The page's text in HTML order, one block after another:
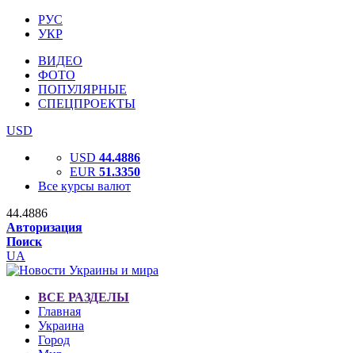
РУС
УКР
ВИДЕО
ФОТО
ПОПУЛЯРНЫЕ
СПЕЦПРОЕКТЫ
USD
USD 44.4886
EUR 51.3350
Все курсы валют
44.4886
Авторизация
Поиск
UA
ВСЕ РАЗДЕЛЫ
Главная
Украина
Город